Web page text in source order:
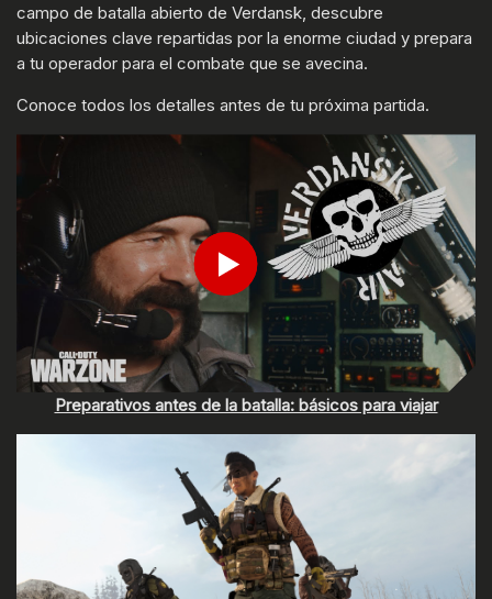
campo de batalla abierto de Verdansk, descubre
ubicaciones clave repartidas por la enorme ciudad y prepara
a tu operador para el combate que se avecina.
Conoce todos los detalles antes de tu próxima partida.
INTRODUCE TU FECHA DE NACIMIENTO
Enviar
Play
Preparativos antes de la batalla: básicos para viajar